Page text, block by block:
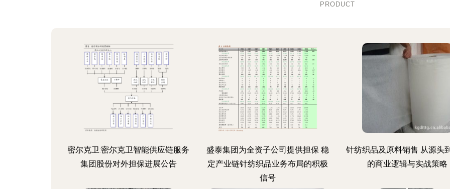
PRODUCT
密尔克卫:密尔克卫智能供应链服务
集团股份对外担保进展公告
盛泰集团为全资子公司提供担保 稳
定产业链针纺织品业务布局的积极
信号
针纺织品及原料销售 从源头
的商业逻辑与实战策略